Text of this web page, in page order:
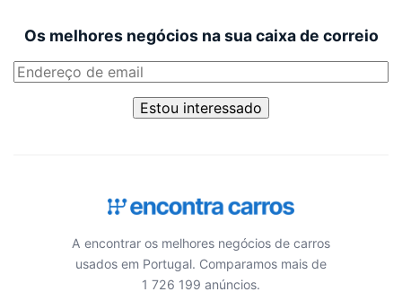
Os melhores negócios na sua caixa de correio
Estou interessado
A encontrar os melhores negócios de carros
usados em Portugal. Comparamos mais de
1 726 199 anúncios.